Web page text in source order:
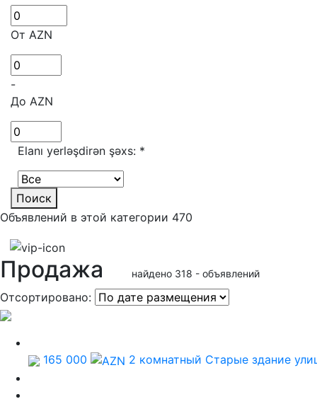
От AZN
-
До AZN
Elanı yerləşdirən şəxs: *
Поиск
Объявлений в этой категории 470
Продажа найдено 318 - объявлений
Отсортировано:
165 000 2 комнатный Старые здание